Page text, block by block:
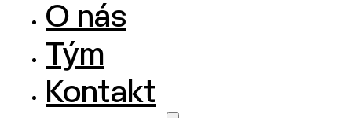
O nás
Tým
Kontakt